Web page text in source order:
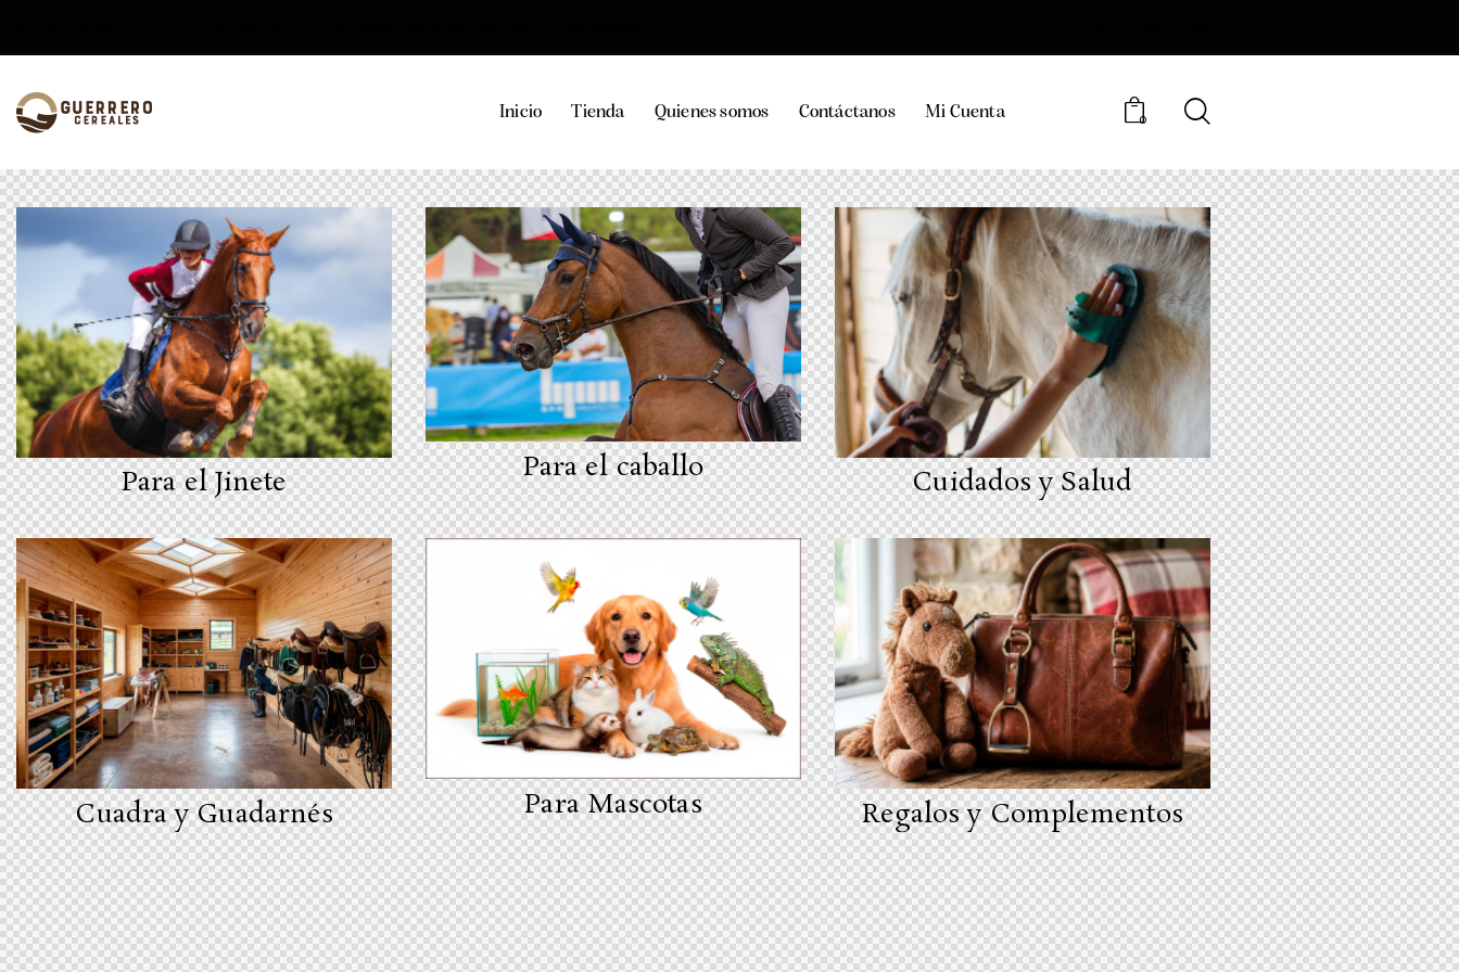
Inicio Tienda Quienes somos Contáctanos Mi Cuenta 0
Para el Jinete Para el caballo Cuidados y Salud
Cuadra y Guadarnés Para Mascotas Regalos y Complementos